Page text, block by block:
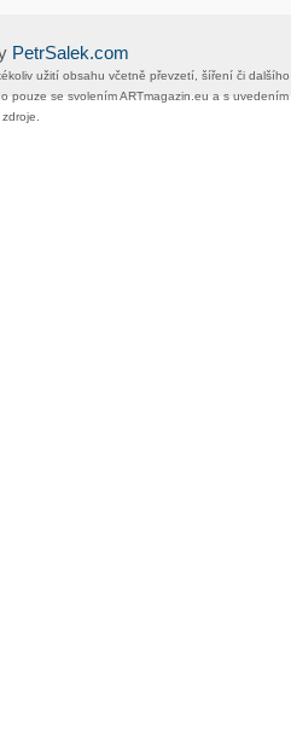
PetrSalek.com
užití obsahu včetně převzetí, šíření či dalšího
pouze se svolením ​ARTmagazin.eu​ ​a s uvedením
zdroje.